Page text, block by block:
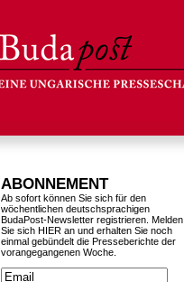
ABONNEMENT
Ab sofort können Sie sich für den
wöchentlichen deutschsprachigen
BudaPost-Newsletter registrieren. Melden
Sie sich HIER an und erhalten Sie noch
einmal gebündelt die Presseberichte der
vorangegangenen Woche.